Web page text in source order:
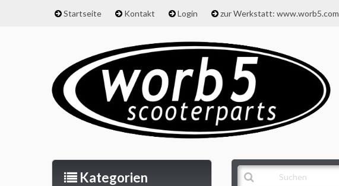
Startseite Kontakt Login zur Werkstatt: www.worb5.com
Kategorien